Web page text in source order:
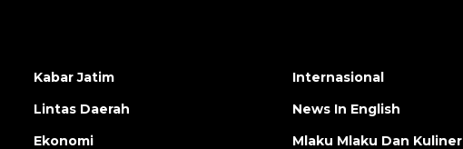
Kabar Jatim
Lintas Daerah
Ekonomi
Internasional
News In English
Mlaku Mlaku Dan Kuliner